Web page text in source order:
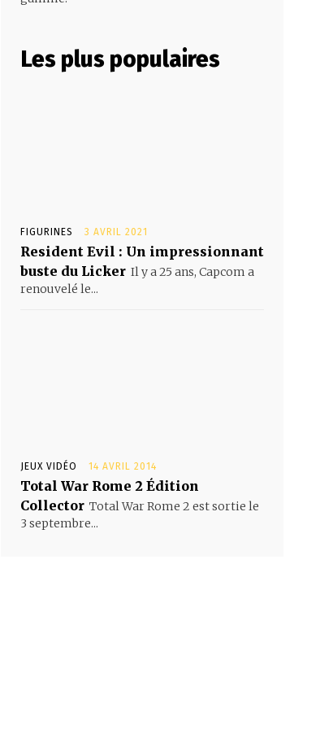
Les plus populaires
FIGURINES 3 AVRIL 2021
Resident Evil : Un impressionnant
buste du Licker Il y a 25 ans, Capcom a
renouvelé le...
JEUX VIDÉO 14 AVRIL 2014
Total War Rome 2 Édition
Collector Total War Rome 2 est sortie le
3 septembre...